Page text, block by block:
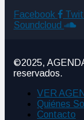
Facebook
Soundcloud
©2025,
reservados.
VER
Quiénes
Contacto